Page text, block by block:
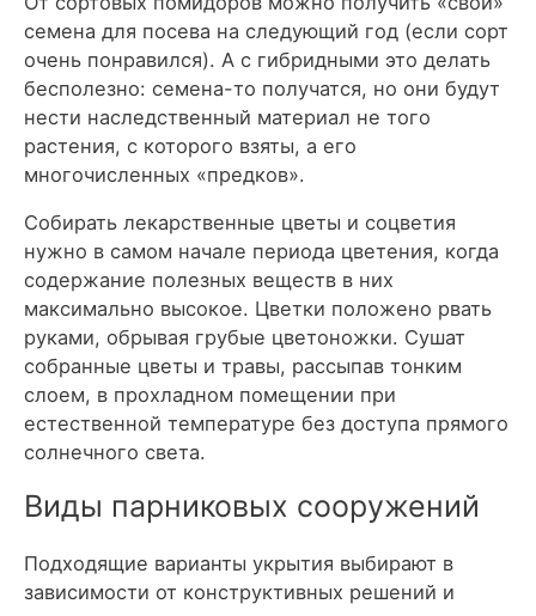
семена для посева на следующий год (если сорт
очень понравился). А с гибридными это делать
бесполезно: семена-то получатся, но они будут
нести наследственный материал не того
растения, с которого взяты, а его
многочисленных «предков».
Собирать лекарственные цветы и соцветия
нужно в самом начале периода цветения, когда
содержание полезных веществ в них
максимально высокое. Цветки положено рвать
руками, обрывая грубые цветоножки. Сушат
собранные цветы и травы, рассыпав тонким
слоем, в прохладном помещении при
естественной температуре без доступа прямого
солнечного света.
Виды парниковых сооружений
Подходящие варианты укрытия выбирают в
зависимости от конструктивных решений и